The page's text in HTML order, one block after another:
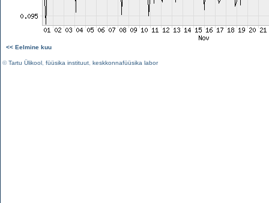
<< Eelmine kuu
©Tartu Ülikool füüsika instituut keskkonnafüüsika labor